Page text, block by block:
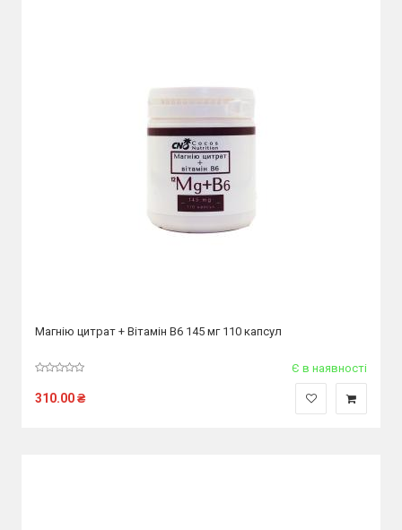
Магнію цитрат + Вітамін В6 145 мг 110 капсул
Є в наявності
310.00₴